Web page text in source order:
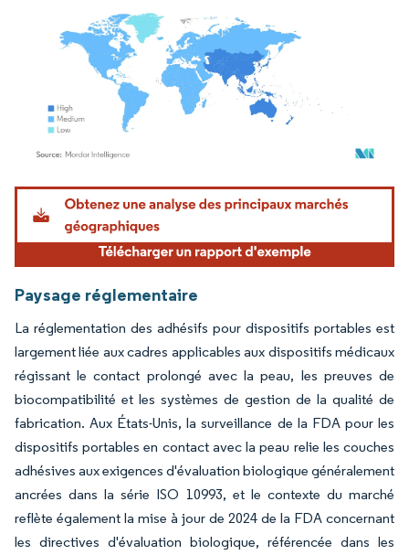
Image © Mordor Intelligence. La réutilisation nécessite une attribution sous CC BY
Paysage réglementaire
La réglementation des adhésifs pour dispositifs portables est
largement liée aux cadres applicables aux dispositifs médicaux
régissant le contact prolongé avec la peau, les preuves de
biocompatibilité et les systèmes de gestion de la qualité de
fabrication. Aux États-Unis, la surveillance de la FDA pour les
dispositifs portables en contact avec la peau relie les couches
adhésives aux exigences d'évaluation biologique généralement
ancrées dans la série ISO 10993, et le contexte du marché
reflète également la mise à jour de 2024 de la FDA concernant
les directives d'évaluation biologique, référencée dans les